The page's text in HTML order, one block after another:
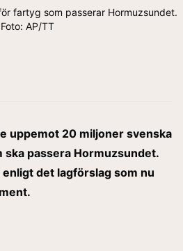
fartyg som passerar Hormuzsundet.
Foto: AP/TT
uppemot 20 miljoner svenska
passera Hormuzsundet.
det lagförslag som nu